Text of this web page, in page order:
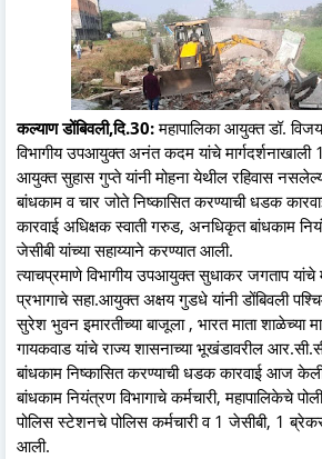
कल्याण डोंबिवली,दि.30:महापालिका आयुक्त डॉ.
विभागीय उपआयुक्त अनंत कदम यांचे मार्गदर्शनाखाली
आयुक्त सुहास गुप्ते यांनी मोहना येथील रहिवास
बांधकाम व चार जोते निष्कासित करण्याची धडक
कारवाई अधिक्षक स्वाती गरुड, अनधिकृत बांधकाम
जेसीबी यांच्या सहाय्याने करण्यात आली.
त्याचप्रमाणे विभागीय उपआयुक्त सुधाकर जगताप यांचे
प्रभागाचे सहा.आयुक्त अक्षय गुडधे यांनी डोंबिवली
सुरेश भुवन इमारतीच्या बाजूला , भारत माता शाळेच्या
गायकवाड यांचे राज्य शासनाच्या भूखंडावरील
बांधकाम निष्कासित करण्याची धडक कारवाई आज
बांधकाम नियंत्रण विभागाचे कर्मचारी, महापालिकेचे
पोलिस स्टेशनचे पोलिस कर्मचारी व 1 जेसीबी, 1
आली.